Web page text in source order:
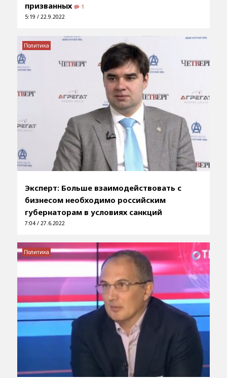
призванных
1
5:19 / 22.9.2022
Эксперт: Больше взаимодействовать с
бизнесом необходимо российским
губернаторам в условиях санкций
7:04 / 27.6.2022
Политика
Политика